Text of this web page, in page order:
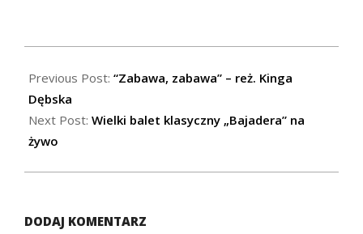
01-
14
Previous Post: “Zabawa, zabawa” – reż. Kinga
Dębska
Next Post: Wielki balet klasyczny „Bajadera” na
żywo
DODAJ KOMENTARZ